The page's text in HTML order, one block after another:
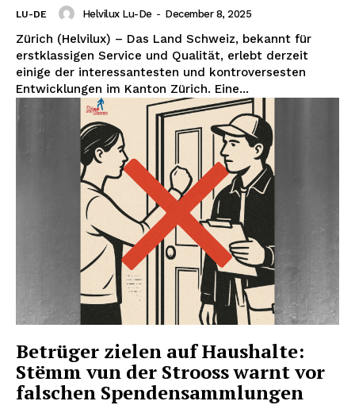
HELVILUX
ONLINE MEDIA
SUBSCRIBE NOW
HELVILUX
ONLINE MEDIA
SUBSCRIBE NOW
LU-DE Helvilux Lu-De - December 8, 2025
Zürich (Helvilux) – Das Land Schweiz, bekannt für
erstklassigen Service und Qualität, erlebt derzeit
einige der interessantesten und kontroversesten
Entwicklungen im Kanton Zürich. Eine...
Betrüger zielen auf Haushalte:
Stëmm vun der Strooss warnt vor
falschen Spendensammlungen